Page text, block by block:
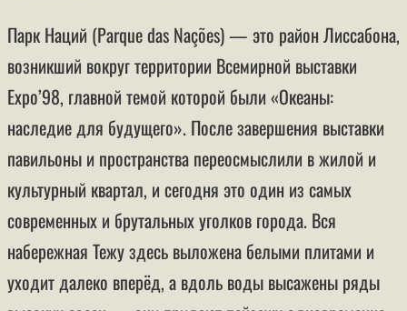
Парк Наций (Parque das Nações) — это район Лиссабона,
возникший вокруг территории Всемирной выставки
Expo’98, главной темой которой были «Океаны:
наследие для будущего». После завершения выставки
павильоны и пространства переосмыслили в жилой и
культурный квартал, и сегодня это один из самых
современных и брутальных уголков города. Вся
набережная Тежу здесь выложена белыми плитами и
уходит далеко вперёд, а вдоль воды высажены ряды